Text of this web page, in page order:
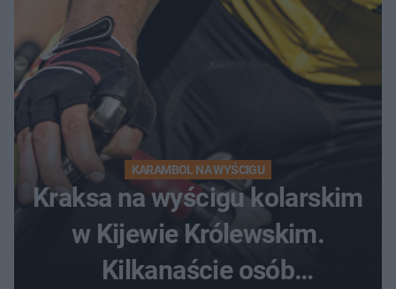
KARAMBOL NA WYŚCIGU
Kraksa na wyścigu kolarskim
w Kijewie Królewskim.
Kilkanaście osób